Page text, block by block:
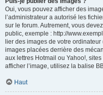
Oui, vous pouvez afficher des
l’administrateur a autorisé les
sur le forum. Autrement, vous
public, exemple : http://
lier des images de votre
images placées derrière des
aux lettres Hotmail ou Yahoo!,
afficher l’image, utilisez la balise
Haut